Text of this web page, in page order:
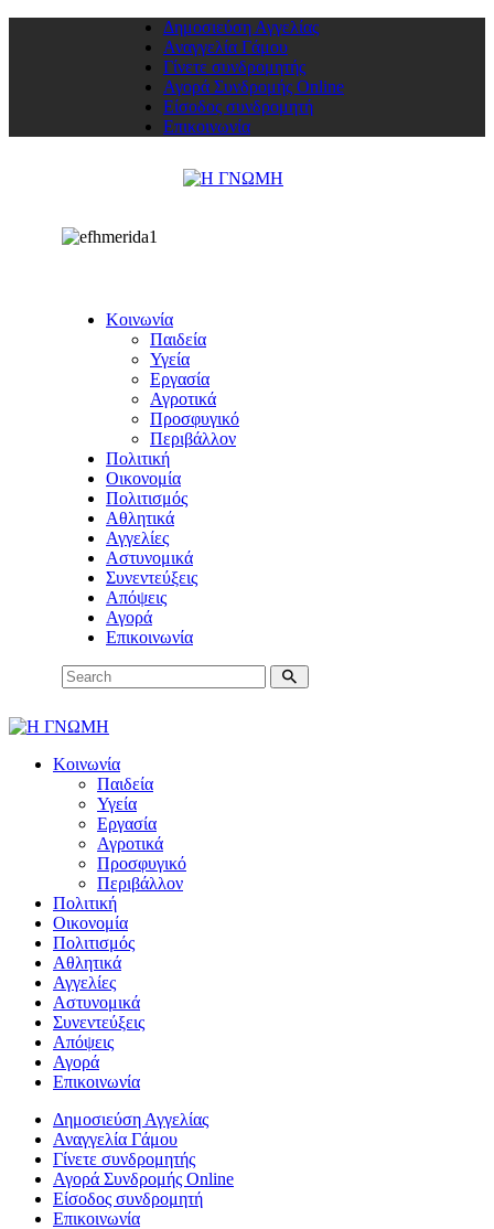
Δημοσιεύση Αγγελίας
Αναγγελία Γάμου
Γίνετε συνδρομητής
Αγορά Συνδρομής Online
Είσοδος συνδρομητή
Επικοινωνία
Κοινωνία
Παιδεία
Υγεία
Εργασία
Αγροτικά
Προσφυγικό
Περιβάλλον
Πολιτική
Οικονομία
Πολιτισμός
Αθλητικά
Αγγελίες
Αστυνομικά
Συνεντεύξεις
Απόψεις
Αγορά
Επικοινωνία
Κοινωνία
Παιδεία
Υγεία
Εργασία
Αγροτικά
Προσφυγικό
Περιβάλλον
Πολιτική
Οικονομία
Πολιτισμός
Αθλητικά
Αγγελίες
Αστυνομικά
Συνεντεύξεις
Απόψεις
Αγορά
Επικοινωνία
Δημοσιεύση Αγγελίας
Αναγγελία Γάμου
Γίνετε συνδρομητής
Αγορά Συνδρομής Online
Είσοδος συνδρομητή
Επικοινωνία